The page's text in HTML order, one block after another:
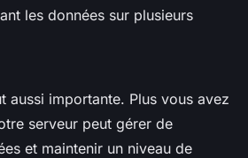
les données sur plusieurs
aussi importante. Plus vous avez
serveur peut gérer de
et maintenir un niveau de